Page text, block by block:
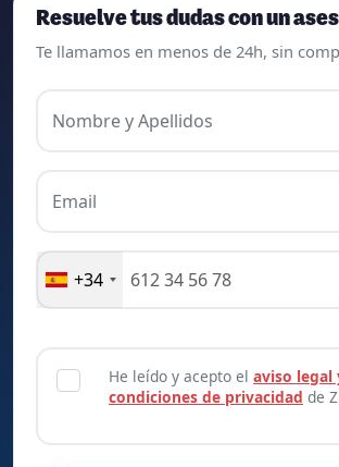
Resuelve tus dudas con un
Te llamamos en menos de 24h, sin
Nombre y Apellidos
Email
+34
He leído y acepto elaviso legal
condiciones de privacidad de